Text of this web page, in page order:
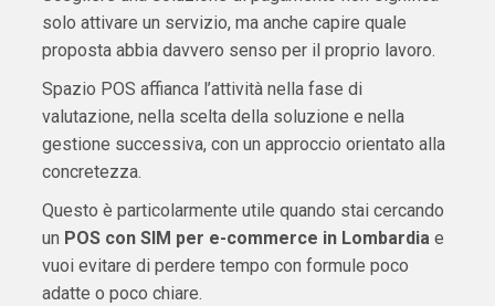
solo attivare un servizio, ma anche capire quale
proposta abbia davvero senso per il proprio lavoro.
Spazio POS affianca l’attività nella fase di
valutazione, nella scelta della soluzione e nella
gestione successiva, con un approccio orientato alla
concretezza.
Questo è particolarmente utile quando stai cercando
un POS con SIM per e-commerce in Lombardiae
vuoi evitare di perdere tempo con formule poco
adatte o poco chiare.